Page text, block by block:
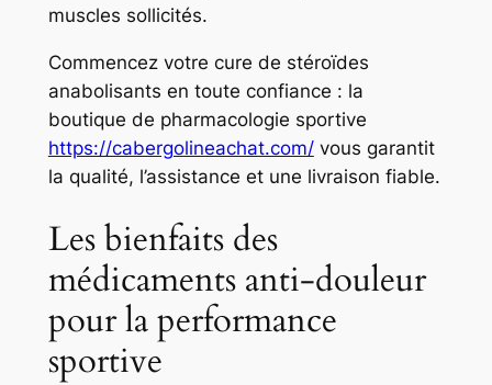
muscles sollicités.
Commencez votre cure de stéroïdes
anabolisants en toute confiance : la
boutique de pharmacologie sportive
https://cabergolineachat.com/vous garantit
la qualité, l’assistance et une livraison fiable.
Les bienfaits des
médicaments anti-douleur
pour la performance
sportive